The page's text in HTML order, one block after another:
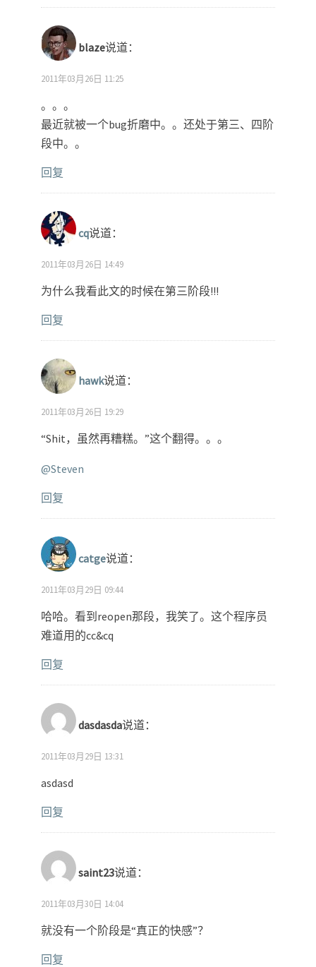
blaze说道：
2011年03月26日 11:25
。。。
最近就被一个bug折磨中。。还处于第三、四阶
段中。。
回复
cq说道：
2011年03月26日 14:49
为什么我看此文的时候在第三阶段!!!
回复
hawk说道：
2011年03月26日 19:29
“Shit，虽然再糟糕。”这个翻得。。。
@Steven
回复
catge说道：
2011年03月29日 09:44
哈哈。看到reopen那段，我笑了。这个程序员
难道用的cc&cq
回复
dasdasda说道：
2011年03月29日 13:31
asdasd
回复
saint23说道：
2011年03月30日 14:04
就没有一个阶段是“真正的快感”？
回复